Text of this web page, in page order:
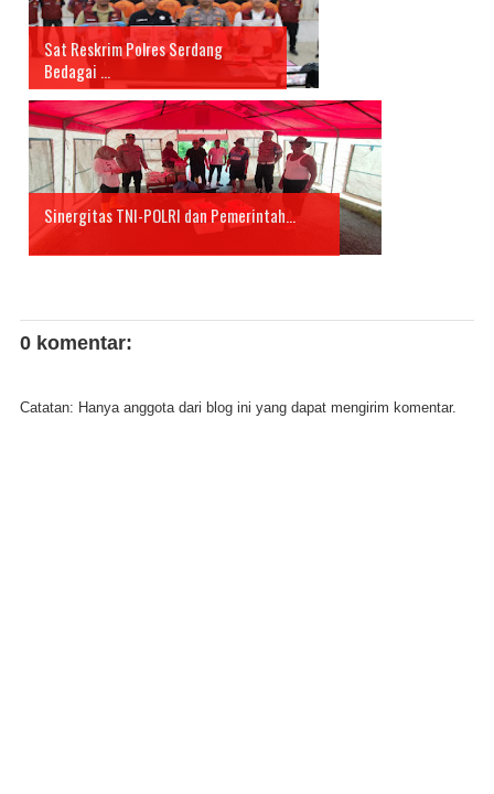
Sat Reskrim Polres Serdang
Bedagai ...
Sinergitas TNI-POLRI dan Pemerintah...
0 komentar:
Catatan: Hanya anggota dari blog ini yang dapat mengirim komentar.